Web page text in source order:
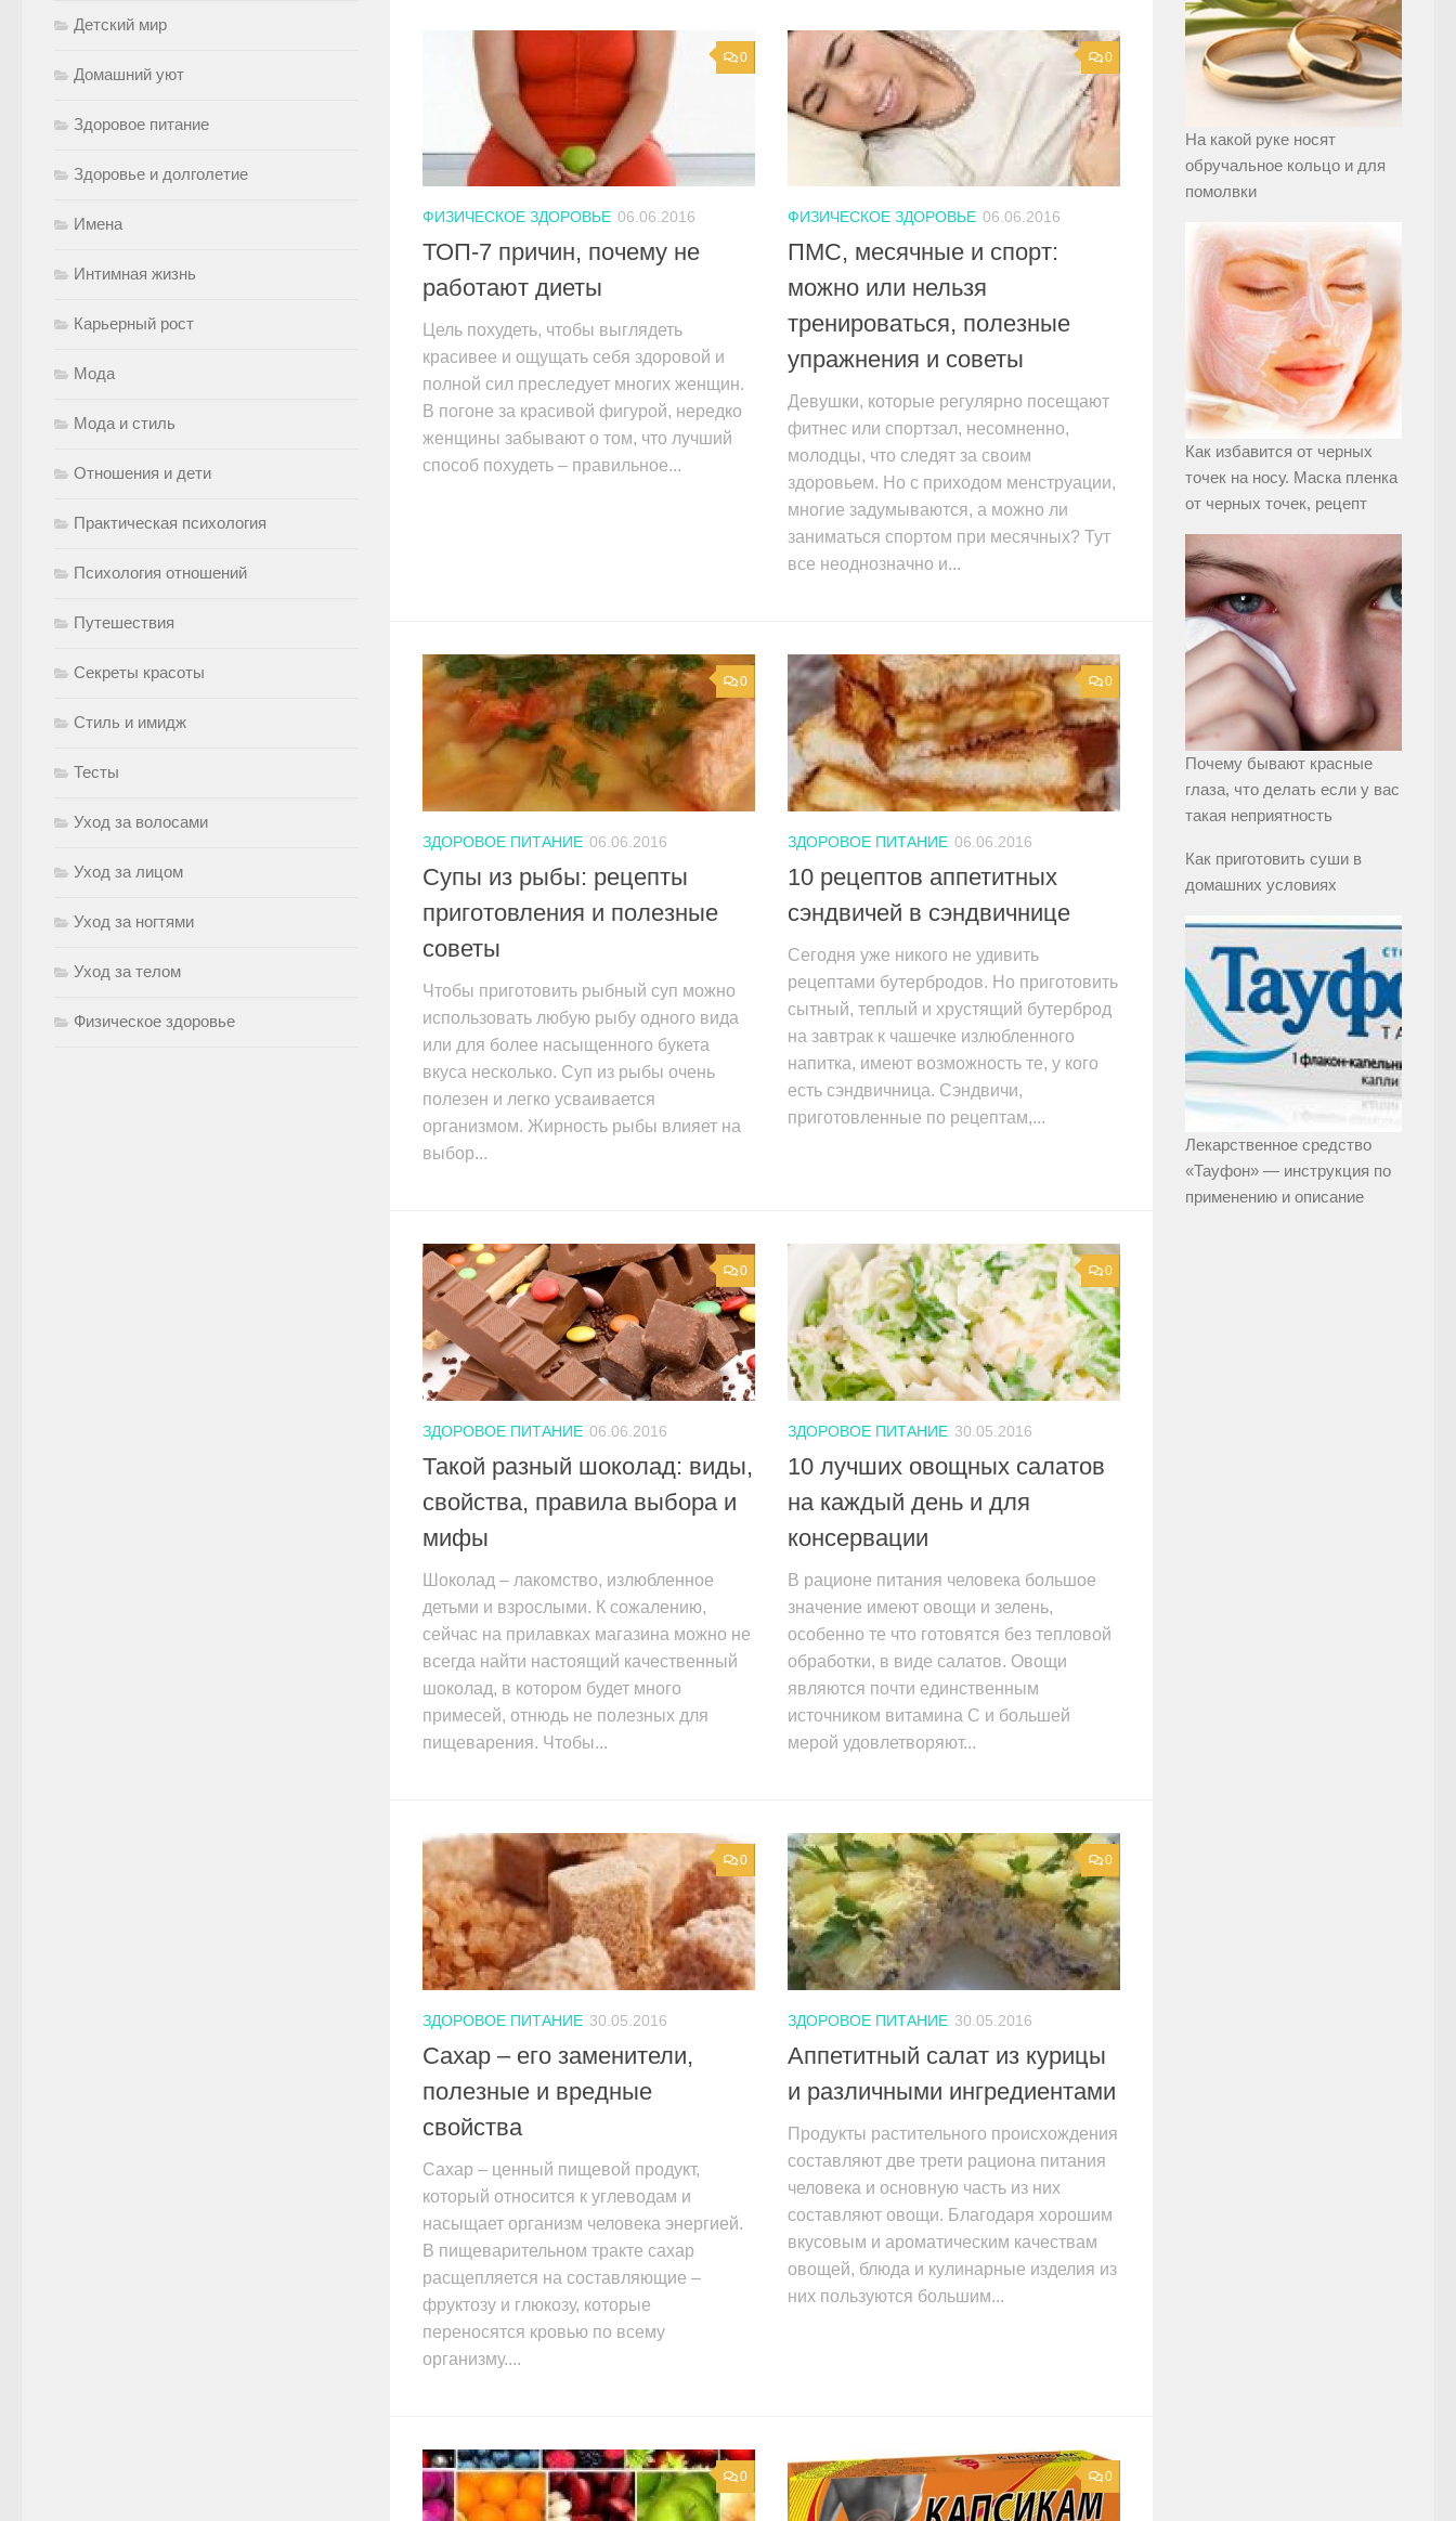
0
ФИЗИЧЕСКОЕ ЗДОРОВЬЕ 06.06.2016
ТОП-7 причин, почему не
работают диеты
Цель похудеть, чтобы выглядеть
красивее и ощущать себя здоровой и
полной сил преследует многих женщин.
В погоне за красивой фигурой, нередко
женщины забывают о том, что лучший
способ похудеть – правильное...
0
ФИЗИЧЕСКОЕ ЗДОРОВЬЕ 06.06.2016
ПМС, месячные и спорт:
можно или нельзя
тренироваться, полезные
упражнения и советы
Девушки, которые регулярно посещают
фитнес или спортзал, несомненно,
молодцы, что следят за своим
здоровьем. Но с приходом менструации,
многие задумываются, а можно ли
заниматься спортом при месячных? Тут
все неоднозначно и...
0
ЗДОРОВОЕ ПИТАНИЕ 06.06.2016
Супы из рыбы: рецепты
приготовления и полезные
советы
Чтобы приготовить рыбный суп можно
использовать любую рыбу одного вида
или для более насыщенного букета
вкуса несколько. Суп из рыбы очень
полезен и легко усваивается
организмом. Жирность рыбы влияет на
выбор...
0
ЗДОРОВОЕ ПИТАНИЕ 06.06.2016
10 рецептов аппетитных
сэндвичей в сэндвичнице
Сегодня уже никого не удивить
рецептами бутербродов. Но приготовить
сытный, теплый и хрустящий бутерброд
на завтрак к чашечке излюбленного
напитка, имеют возможность те, у кого
есть сэндвичница. Сэндвичи,
приготовленные по рецептам,...
0
ЗДОРОВОЕ ПИТАНИЕ 06.06.2016
Такой разный шоколад: виды,
свойства, правила выбора и
мифы
Шоколад – лакомство, излюбленное
детьми и взрослыми. К сожалению,
сейчас на прилавках магазина можно не
всегда найти настоящий качественный
шоколад, в котором будет много
примесей, отнюдь не полезных для
пищеварения. Чтобы...
0
ЗДОРОВОЕ ПИТАНИЕ 30.05.2016
10 лучших овощных салатов
на каждый день и для
консервации
В рационе питания человека большое
значение имеют овощи и зелень,
особенно те что готовятся без тепловой
обработки, в виде салатов. Овощи
являются почти единственным
источником витамина С и большей
мерой удовлетворяют...
0
ЗДОРОВОЕ ПИТАНИЕ 30.05.2016
Сахар – его заменители,
полезные и вредные
свойства
Сахар – ценный пищевой продукт,
который относится к углеводам и
насыщает организм человека энергией.
В пищеварительном тракте сахар
расщепляется на составляющие –
фруктозу и глюкозу, которые
переносятся кровью по всему
организму....
0
ЗДОРОВОЕ ПИТАНИЕ 30.05.2016
Аппетитный салат из курицы
и различными ингредиентами
Продукты растительного происхождения
составляют две трети рациона питания
человека и основную часть из них
составляют овощи. Благодаря хорошим
вкусовым и ароматическим качествам
овощей, блюда и кулинарные изделия из
них пользуются большим...
0 0
Детский мир
Домашний уют
Здоровое питание
Здоровье и долголетие
Имена
Интимная жизнь
Карьерный рост
Мода
Мода и стиль
Отношения и дети
Практическая психология
Психология отношений
Путешествия
Секреты красоты
Стиль и имидж
Тесты
Уход за волосами
Уход за лицом
Уход за ногтями
Уход за телом
Физическое здоровье
На какой руке носят
обручальное кольцо и для
помолвки
Как избавится от черных
точек на носу. Маска пленка
от черных точек, рецепт
Почему бывают красные
глаза, что делать если у вас
такая неприятность
Как приготовить суши в
домашних условиях
Лекарственное средство
«Тауфон» — инструкция по
применению и описание